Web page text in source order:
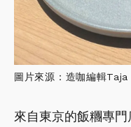
圖片來源：造咖編輯Taja
來自東京的飯糰專